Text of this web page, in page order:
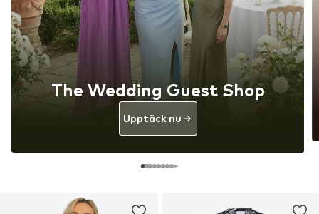
The Wedding Guest Shop
Upptäck nu